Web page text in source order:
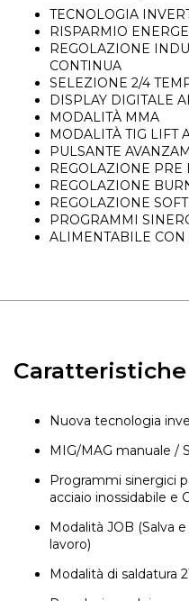
TECNOLOGIA
RISPARMIO
REGOLAZIONE
CONTINUA
SELEZIONE 2/4
DISPLAY DIGITALE
MODALITÀ MMA
MODALITÀ TIG LIFT
PULSANTE
REGOLAZIONE PRE
REGOLAZIONE
REGOLAZIONE
PROGRAMMI
ALIMENTABILE CON
Nuova tecnologia
MIG/MAG manuale /
Programmi sinergici
acciaio inossidabile e
Modalità JOB (Salva
lavoro)
Modalità di saldatura